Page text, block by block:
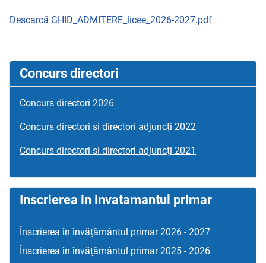
Descarcă GHID_ADMITERE_licee_2026-2027.pdf
Concurs directori
Concurs directori 2026
Concurs directori si directori adjuncți 2022
Concurs directori si directori adjuncți 2021
Inscrierea in invatamantul primar
Înscrierea în învățământul primar 2026 - 2027
Înscrierea în învățământul primar 2025 - 2026